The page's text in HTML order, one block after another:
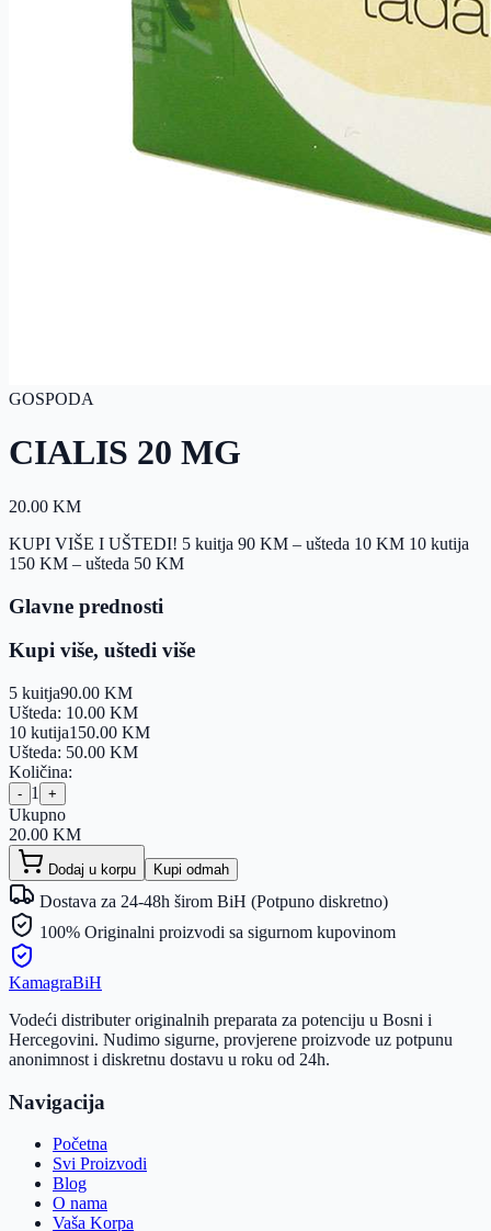
GOSPODA
CIALIS 20 MG
20.00 KM
KUPI VIŠE I UŠTEDI! 5 kuitja 90 KM – ušteda 10 KM 10 kutija
150 KM – ušteda 50 KM
Glavne prednosti
Kupi više, uštedi više
5 kuitja90.00 KM
Ušteda: 10.00 KM
10 kutija150.00 KM
Ušteda: 50.00 KM
Količina:
- 1 +
Ukupno
20.00 KM
Dodaj u korpu Kupi odmah
Dostava za 24-48h širom BiH (Potpuno diskretno)
100% Originalni proizvodi sa sigurnom kupovinom
KamagraBiH
Vodeći distributer originalnih preparata za potenciju u Bosni i
Hercegovini. Nudimo sigurne, provjerene proizvode uz potpunu
anonimnost i diskretnu dostavu u roku od 24h.
Navigacija
Početna
Svi Proizvodi
Blog
O nama
Vaša Korpa